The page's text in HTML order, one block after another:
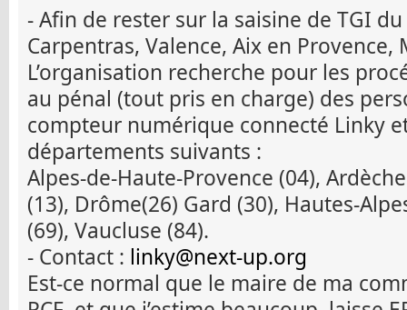
- Afin de rester sur la saisine de TGI du
Carpentras, Valence, Aix en Provence,
L’organisation recherche pour les
au pénal (tout pris en charge) des
compteur numérique connecté Linky
départements suivants :
Alpes-de-Haute-Provence (04),
(13), Drôme(26) Gard (30), Hautes-
(69), Vaucluse (84).
- Contact : linky@next-up.org
Est-ce normal que le maire de ma